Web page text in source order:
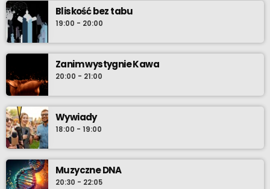
Bliskość bez tabu
19:00 - 20:00
Zanim wystygnie Kawa
20:00 - 21:00
Wywiady
18:00 - 19:00
Muzyczne DNA
20:30 - 22:05